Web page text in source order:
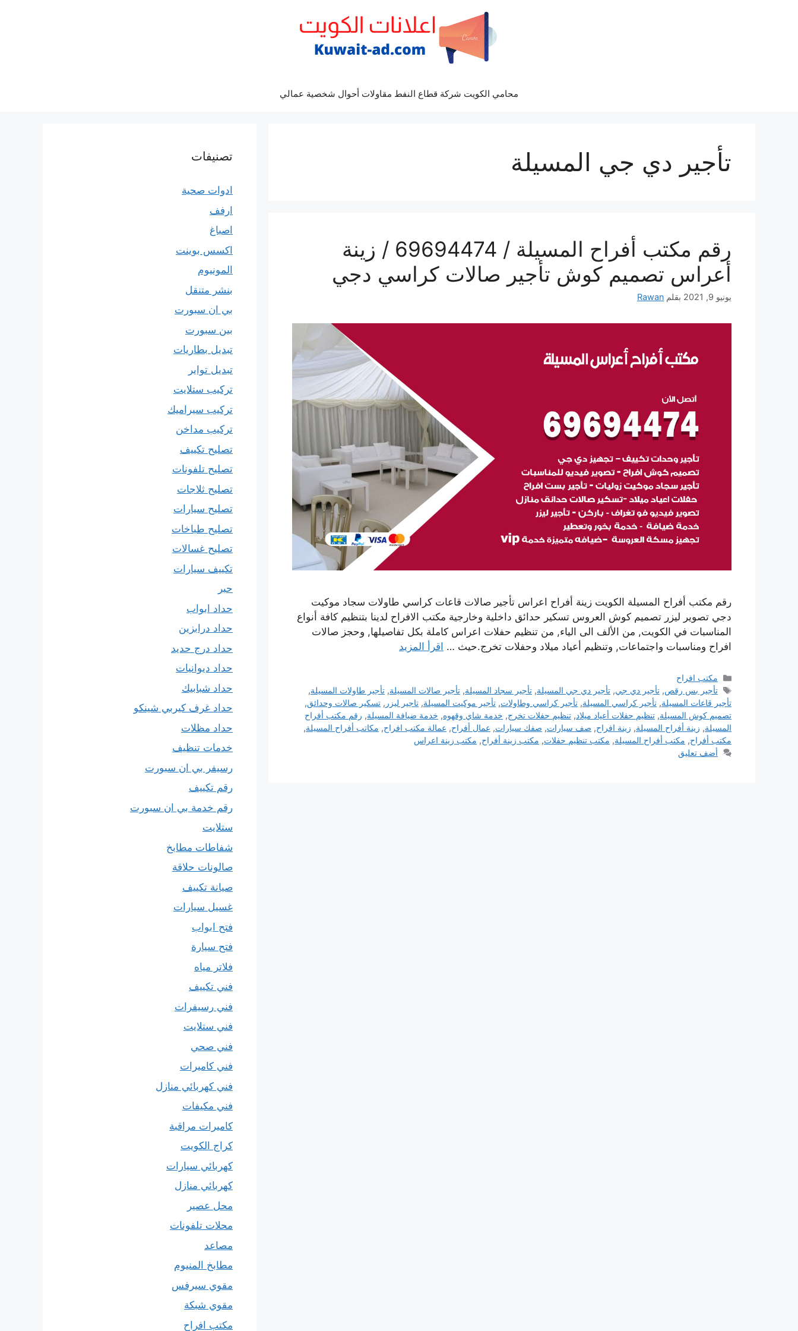
محامي الكويت شركة قطاع النفط مقاولات أحوال شخصية عمالي
تأجير دي جي المسيلة
رقم مكتب أفراح المسيلة / 69694474 / زينة
أعراس تصميم كوش تأجير صالات كراسي دجي
يونيو 9, 2021 بقلم Rawan
رقم مكتب أفراح المسيلة الكويت زينة أفراح اعراس تأجير صالات قاعات كراسي طاولات سجاد موكيت
دجي تصوير ليزر تصميم كوش العروس تسكير حدائق داخلية وخارجية مكتب الافراح لدينا بتنظيم كافة أنواع
المناسبات في الكويت, من الألف الى الياء, من تنظيم حفلات اعراس كاملة بكل تفاصيلها, وحجز صالات
افراح ومناسبات واجتماعات, وتنظيم أعياد ميلاد وحفلات تخرج.حيث … اقرأ المزيد
التصنيفات
مكتب افراح
الوسوم
تأجير بس رقص,تأجير دي جي,تأجير دي جي المسيلة,تأجير سجاد المسيلة,تأجير صالات المسيلة,تأجير طاولات المسيلة,
تأجير قاعات المسيلة, تأجير كراسي المسيلة, تأجير كراسي وطاولات, تأجير موكيت المسيلة, تاجير ليزر , تسكير صالات وحدائق,
تصميم كوش المسيلة, تنظيم حفلات أعياد ميلاد, تنظيم حفلات تخرج, خدمة شاي وقهوه, خدمة ضيافة المسيلة, رقم مكتب أفراح
المسيلة, زينة أفراح المسيلة, زينة افراح, صف سيارات, صفك سيارات, عمال أفراح, عمالة مكتب افراح, مكاتب أفراح المسيلة,
مكتب أفراح, مكتب أفراح المسيلة, مكتب تنظيم حفلات, مكتب زينة أفراح, مكتب زينة اعراس
أضف تعليق
تصنيفات
ادوات صحية
ارفف
اصباغ
اكسس بوينت
المونيوم
بنشر متنقل
بي ان سبورت
بين سبورت
تبديل بطاريات
تبديل تواير
تركيب ستلايت
تركيب سيراميك
تركيب مداخن
تصليح تكييف
تصليح تلفونات
تصليح ثلاجات
تصليح سيارات
تصليح طباخات
تصليح غسالات
تكييف سيارات
حبر
حداد ابواب
حداد درابزين
حداد درج حديد
حداد ديوانيات
حداد شبابيك
حداد غرف كيربي شينكو
حداد مظلات
خدمات تنظيف
رسيفر بي ان سبورت
رقم تكييف
رقم خدمة بي ان سبورت
ستلايت
شفاطات مطابخ
صالونات حلاقة
صيانة تكييف
غسيل سيارات
فتح ابواب
فتح سيارة
فلاتر مياه
فني تكييف
فني رسيفرات
فني ستلايت
فني صحي
فني كاميرات
فني كهربائي منازل
فني مكيفات
كاميرات مراقبة
كراج الكويت
كهربائي سيارات
كهربائي منازل
محل عصير
محلات تلفونات
مصاعد
مطابخ المنيوم
مقوي سيرفس
مقوي شبكة
مكتب افراح